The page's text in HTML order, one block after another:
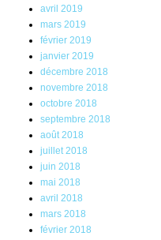
avril 2019
mars 2019
février 2019
janvier 2019
décembre 2018
novembre 2018
octobre 2018
septembre 2018
août 2018
juillet 2018
juin 2018
mai 2018
avril 2018
mars 2018
février 2018